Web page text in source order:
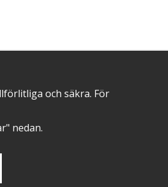
och säkra. För
nedan.